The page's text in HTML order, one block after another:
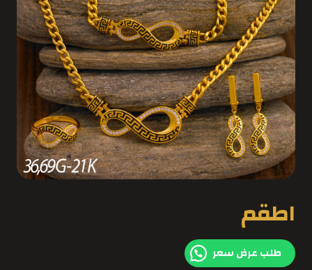
اطقم
طلب عرض سعر